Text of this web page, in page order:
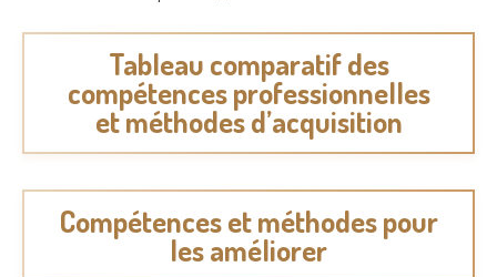
Tableau comparatif des
compétences professionnelles
et méthodes d’acquisition
Compétences et méthodes pour
les améliorer